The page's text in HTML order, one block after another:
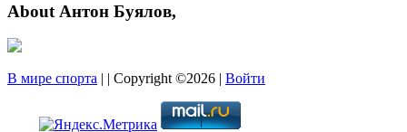
About Антон Буялов,
В мире спорта | | Copyright ©2026 | Войти